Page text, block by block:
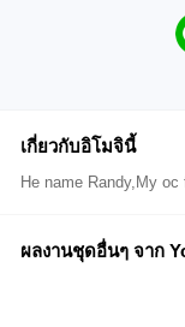
เกี่ยวกับอิโมจินี้
He name Randy,My oc
ผลงานชุดอื่นๆ จาก